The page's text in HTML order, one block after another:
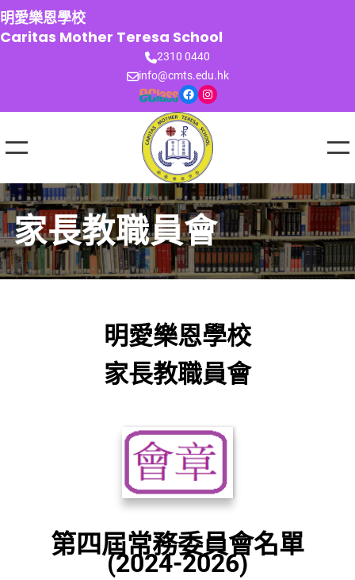
跳
至
主
明愛樂恩學校
Caritas Mother Teresa School
2310 0440
info@cmts.edu.hk
Facebook Instagram
家長教職員會
明愛樂恩學校
家長教職員會
第四屆常務委員會名單
(2024-2026)